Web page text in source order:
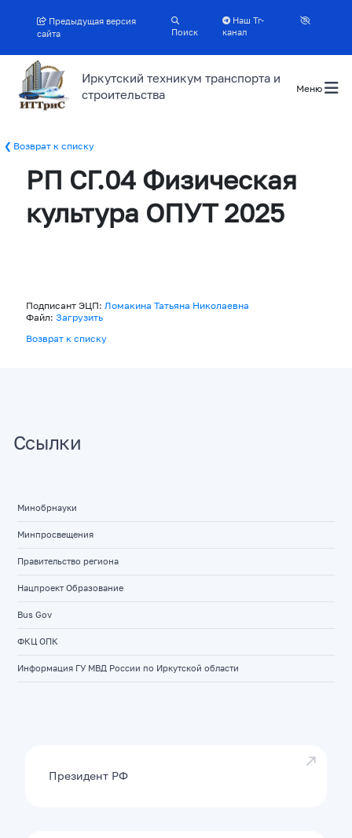
Предыдущая версия
сайта
Поиск
Наш Тг-
канал
Иркутский техникум транспорта и
строительства
Меню
Возврат к списку
РП СГ.04 Физическая
культура ОПУТ 2025
Подписант ЭЦП: Ломакина Татьяна Николаевна
Файл: Загрузить
Возврат к списку
Ссылки
Минобрнауки
Минпросвещения
Правительство региона
Нацпроект Образование
Bus Gov
ФКЦ ОПК
Информация ГУ МВД России по Иркутской области
Президент РФ